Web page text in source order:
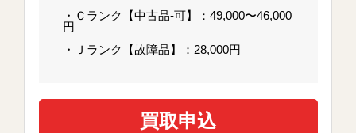
・Ｃランク【中古品-可】：49,000〜46,000
円
・Ｊランク【故障品】：28,000円
買取申込